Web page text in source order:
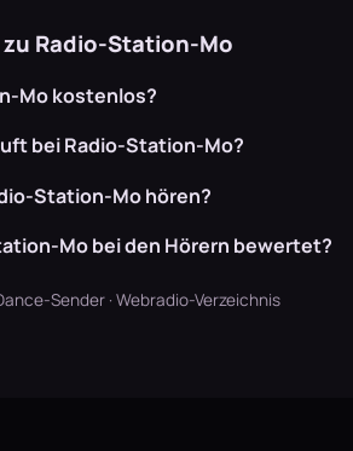
Radio-Station-Mo
Mo kostenlos?
bei Radio-Station-Mo?
Station-Mo hören?
Mo bei den Hörern bewertet?
Sender · Webradio-Verzeichnis